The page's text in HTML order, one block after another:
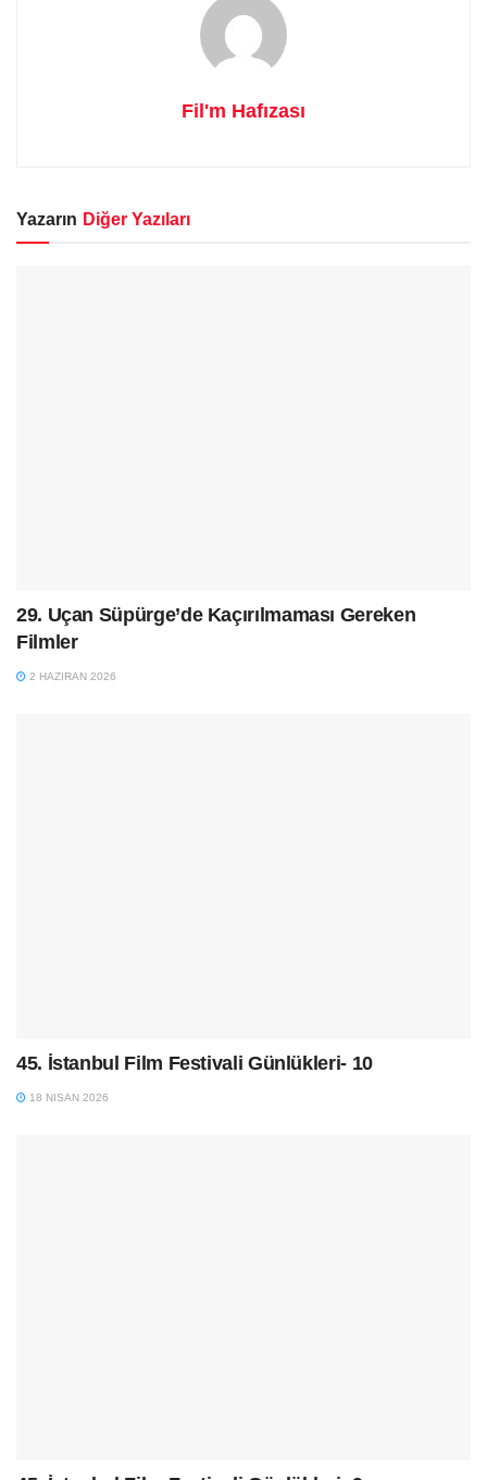
Fil'm Hafızası
Yazarın Diğer Yazıları
29. Uçan Süpürge’de Kaçırılmaması Gereken
Filmler
2 HAZIRAN 2026
45. İstanbul Film Festivali Günlükleri- 10
18 NISAN 2026